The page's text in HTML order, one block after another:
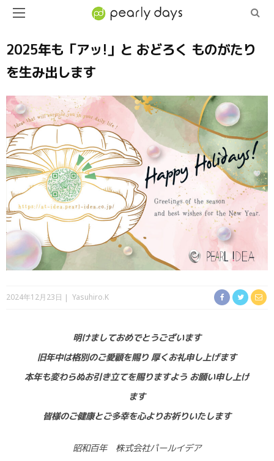
2025年も「アッ!」と おどろく ものがたり
を生み出します
2024年12月23日 Yasuhiro.K
明けましておめでとうございます
旧年中は格別のご愛顧を賜り 厚くお礼申し上げます
本年も変わらぬお引き立てを賜りますよう お願い申し上げ
ます
皆様のご健康とご多幸を心よりお祈りいたします
昭和百年 株式会社パールイデア